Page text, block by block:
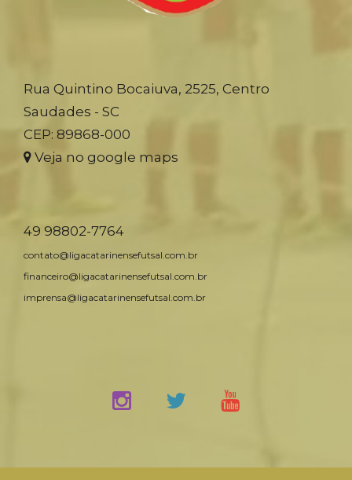
Rua Quintino Bocaiuva, 2525, Centro
Saudades - SC
CEP: 89868-000
Veja no google maps
49 98802-7764
contato@ligacatarinensefutsal.com.br
financeiro@ligacatarinensefutsal.com.br
imprensa@ligacatarinensefutsal.com.br